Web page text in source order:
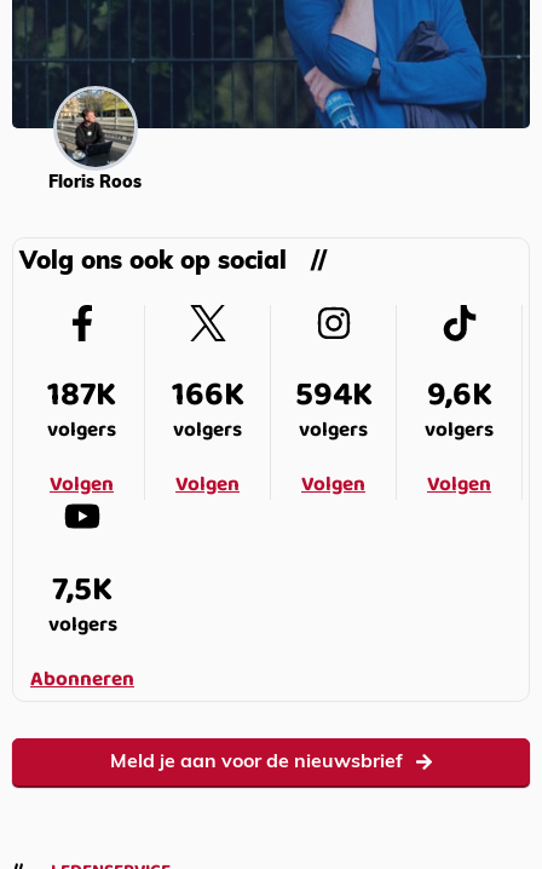
Floris Roos
Volg ons ook op social
187K
volgers
Volgen
166K
volgers
Volgen
594K
volgers
Volgen
9,6K
volgers
Volgen
7,5K
volgers
Abonneren
Meld je aan voor de nieuwsbrief